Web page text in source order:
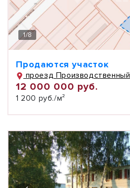
1/8
Продаются участок
проезд Производственный
12 000 000 руб.
1 200 руб./м²